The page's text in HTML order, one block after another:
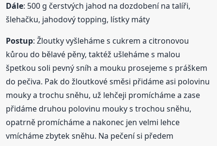
Dále: 500 g čerstvých jahod na dozdobení na talíři,
šlehačku, jahodový topping, lístky máty
Postup: Žloutky vyšleháme s cukrem a citronovou
kůrou do bělavé pěny, taktéž ušleháme s malou
špetkou soli pevný sníh a mouku prosejeme s práškem
do pečiva. Pak do žloutkové směsi přidáme asi polovinu
mouky a trochu sněhu, už lehčeji promícháme a zase
přidáme druhou polovinu mouky s trochou sněhu,
opatrně promícháme a nakonec jen velmi lehce
vmícháme zbytek sněhu. Na pečení si předem